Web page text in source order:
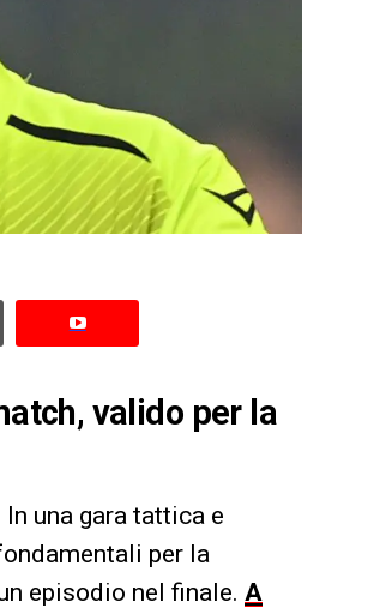
valido per la
In una gara tattica e
per la
episodio nel finale. A